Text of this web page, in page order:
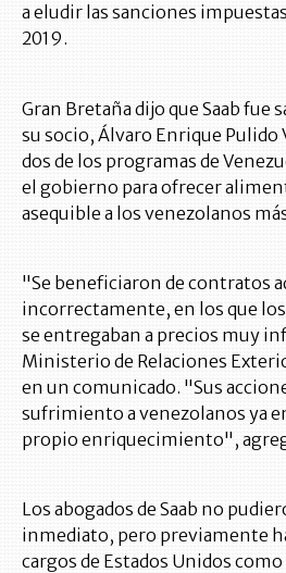
a eludir las sanciones
2019.
Gran Bretaña dijo que Saab fue
su socio, Álvaro Enrique Pulido
dos de los programas de
el gobierno para ofrecer
asequible a los venezolanos
"Se beneficiaron de contratos
incorrectamente, en los que
se entregaban a precios muy
Ministerio de Relaciones
en un comunicado. "Sus
sufrimiento a venezolanos ya
propio enriquecimiento",
Los abogados de Saab no
inmediato, pero previamente
cargos de Estados Unidos